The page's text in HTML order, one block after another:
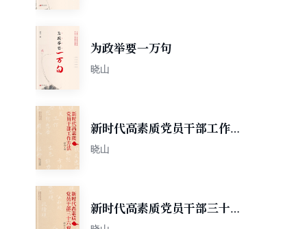
为政举要一万句
晓山
新时代高素质党员干部工作方
法
晓山
新时代高素质党员干部三十六
观